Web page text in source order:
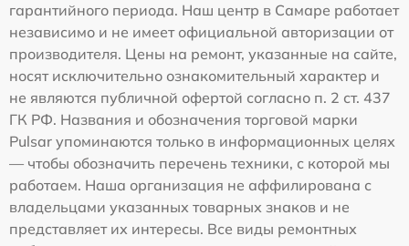
гарантийного периода. Наш центр в Самаре работает
независимо и не имеет официальной авторизации от
производителя. Цены на ремонт, указанные на сайте,
носят исключительно ознакомительный характер и
не являются публичной офертой согласно п. 2 ст. 437
ГК РФ. Названия и обозначения торговой марки
Pulsar упоминаются только в информационных целях
— чтобы обозначить перечень техники, с которой мы
работаем. Наша организация не аффилирована с
владельцами указанных товарных знаков и не
представляет их интересы. Все виды ремонтных